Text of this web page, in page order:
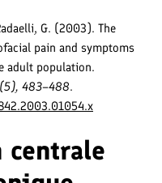
G. (2003). The
pain and symptoms
adult population.
483–488.